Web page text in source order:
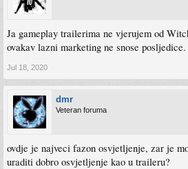
Ja gameplay trailerima ne vjerujem od
ovakav lazni marketing ne snose posljedice.
Jul 18, 2020
dmr
Veteran foruma
ovdje je najveci fazon osvjetljenje, zar je
uraditi dobro osvjetljenje kao u traileru?